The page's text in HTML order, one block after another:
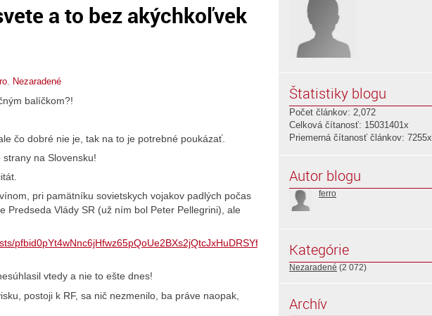
a to bez akýchkoľvek
Nezaradené
balíčkom?!
čo dobré nie je, tak na to je potrebné poukázať.
na Slovensku!
pri pamätníku sovietskych vojakov padlých počas
Predseda Vlády SR (už ním bol Peter Pellegrini), ale
pfbid0pYt4wNnc6jHfwz65pQoUe2BXs2jQtcJxHuDRSYfSwjQhwoRDXoFoXANMZH8eQXgdl?
vtedy a nie to ešte dnes!
postoji k RF, sa nič nezmenilo, ba práve naopak,
Štatistiky blogu
Počet článkov: 2,072
Celková čítanosť: 15031401x
Priemerná čítanosť článkov: 7255x
Autor blogu
ferro
Kategórie
Nezaradené (2 072)
Archív